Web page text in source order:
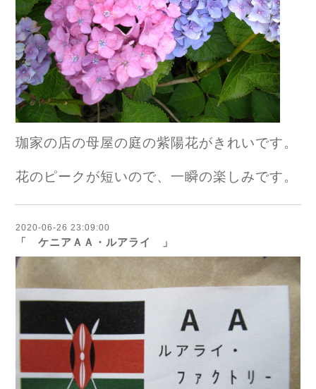
珈家の店の母屋の庭の紫陽花がきれいです。
花のピークが短いので、一瞬の楽しみです。
2020-06-26 23:09:00
「 ケニアＡＡ・ルアライ 」